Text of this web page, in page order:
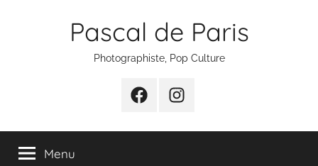
Pascal de Paris
Photographiste, Pop Culture
FacebookInstagram
Menu